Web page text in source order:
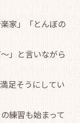
家」「とんぼの
」と言いながら
足そうにしてい
練習も始まって